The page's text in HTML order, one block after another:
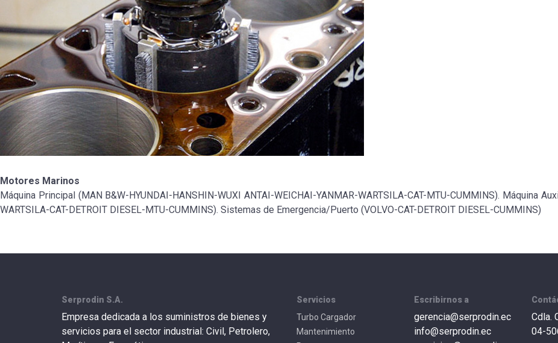
Motores Marinos
Máquina Principal (MAN B&W-HYUNDAI-HANSHIN-WUXI ANTAI-WEICHAI-YANMAR-WARTSILA-CAT-MTU-CUMMINS). Máquina
WARTSILA-CAT-DETROIT DIESEL-MTU-CUMMINS). Sistemas de Emergencia/Puerto (VOLVO-CAT-DETROIT DIESEL-CUMMINS)
Serprodin S.A.
Empresa dedicada a los suministros de bienes y
servicios para el sector industrial: Civil, Petrolero,
Servicios
Turbo Cargador
Mantenimiento
Escribirnos a
gerencia@serprodin.ec
info@serprodin.ec
Cdla.
04-